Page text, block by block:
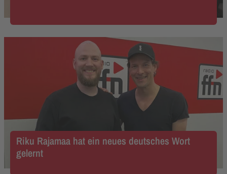
Riku Rajamaa hat ein neues deutsches Wort
gelernt